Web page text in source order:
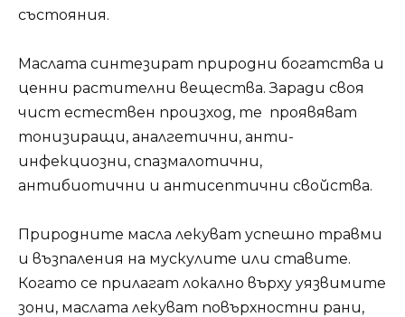
състояния.
Маслата синтезират природни богатства и
ценни растителни вещества. Заради своя
чист естествен произход, те проявяват
тонизиращи, аналгетични, анти-
инфекциозни, спазмалотични,
антибиотични и антисептични свойства.
Природните масла лекуват успешно травми
и възпаления на мускулите или ставите.
Когато се прилагат локално върху уязвимите
зони, маслата лекуват повърхностни рани,